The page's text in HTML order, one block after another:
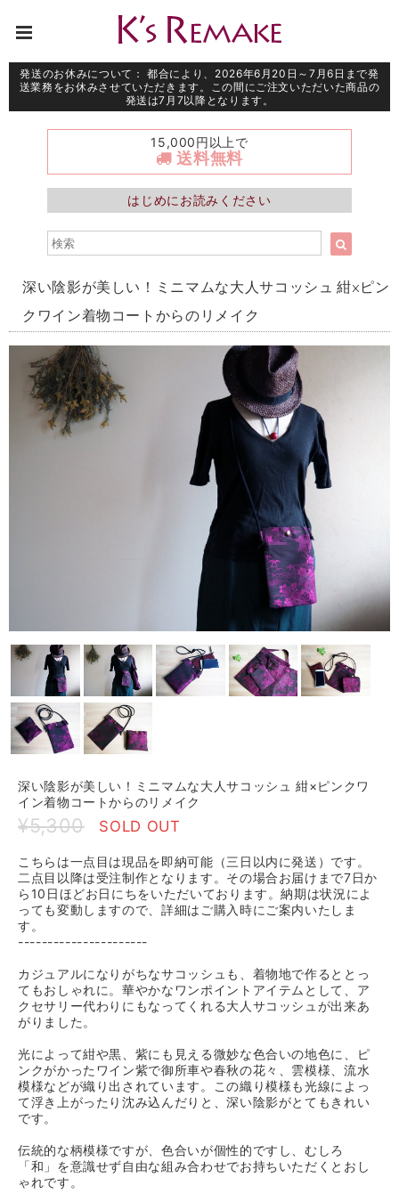
発送のお休みについて： 都合により、2026年6月20日～7月6日まで発
送業務をお休みさせていただきます。この間にご注文いただいた商品の
発送は7月7以降となります。
15,000円以上で
送料無料
はじめにお読みください
深い陰影が美しい！ミニマムな大人サコッシュ 紺×ピン
クワイン着物コートからのリメイク
深い陰影が美しい！ミニマムな大人サコッシュ 紺×ピンクワ
イン着物コートからのリメイク
¥5,300 SOLD OUT
こちらは一点目は現品を即納可能（三日以内に発送）です。
二点目以降は受注制作となります。その場合お届けまで7日か
ら10日ほどお日にちをいただいております。納期は状況によ
っても変動しますので、詳細はご購入時にご案内いたしま
す。
----------------------
カジュアルになりがちなサコッシュも、着物地で作るととっ
てもおしゃれに。華やかなワンポイントアイテムとして、ア
クセサリー代わりにもなってくれる大人サコッシュが出来あ
がりました。
光によって紺や黒、紫にも見える微妙な色合いの地色に、ピ
ンクがかったワイン紫で御所車や春秋の花々、雲模様、流水
模様などが織り出されています。この織り模様も光線によっ
て浮き上がったり沈み込んだりと、深い陰影がとてもきれい
です。
伝統的な柄模様ですが、色合いが個性的ですし、むしろ
「和」を意識せず自由な組み合わせでお持ちいただくとおし
ゃれです。